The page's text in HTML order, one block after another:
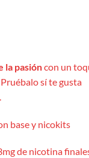
la pasióncon un
sí te gusta
base y nicokits
de nicotina